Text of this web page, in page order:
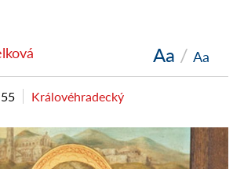
Aa / Aa
Královéhradecký